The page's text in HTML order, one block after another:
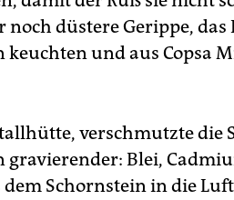
düstere Gerippe, das
und aus Copsa
verschmutzte die
gravierender: Blei,
Schornstein in die